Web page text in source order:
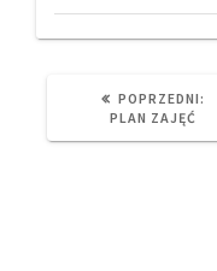
POPRZEDNI:
PLAN ZAJĘĆ